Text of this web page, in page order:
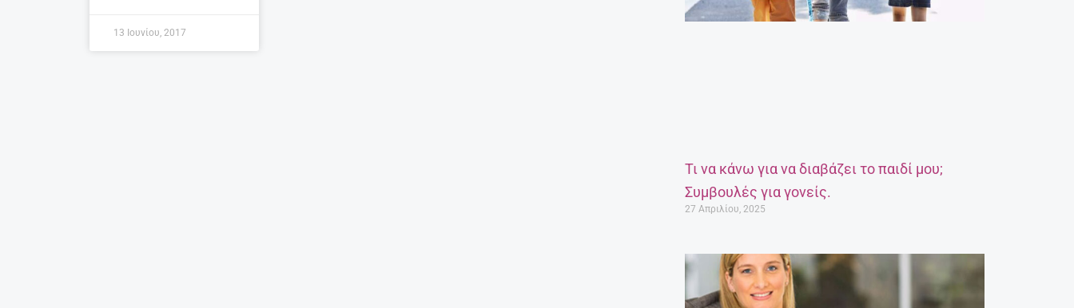
13 Ιουνίου, 2017
Τι να κάνω για να διαβάζει το παιδί μου;
Συμβουλές για γονείς.
27 Απριλίου, 2025